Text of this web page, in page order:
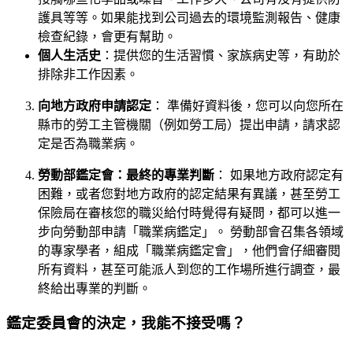
護具等等。如果能找到公司過去的環境監測報告、健康
檢查紀錄，會更有幫助。
個人生活史 ：提供您的生活習慣、家族病史等，有助於
排除非工作因素。
向地方政府申請認定 ： 準備好資料後，您可以向您所在
縣市的勞工主管機關（例如勞工局）提出申請，請求認
定是否為職業病。
勞動部鑑定會：最終的專業判斷 ： 如果地方政府認定有
困難，或者您對地方政府的認定結果有異議，甚至勞工
保險局在審核您的職災給付時覺得有疑問，都可以進一
步向勞動部申請「職業病鑑定」。 勞動部會召集各領域
的專家學者，組成「職業病鑑定會」，他們會仔細審閱
所有資料，甚至可能派人到您的工作場所進行調查，最
終給出專業的判斷。
鑑定委員會的決定，我能不接受嗎？